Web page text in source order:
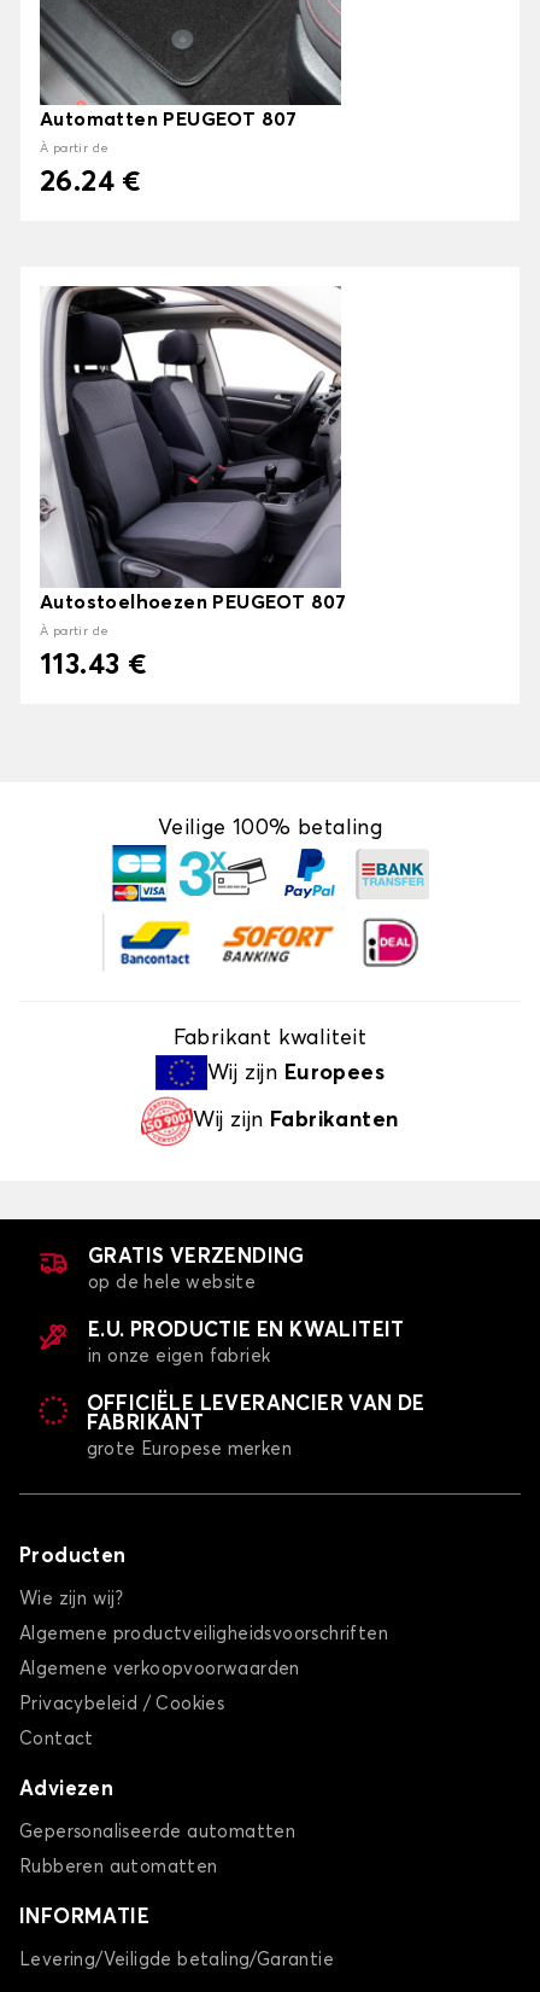
Automatten PEUGEOT 807
À partir de
26.24 €
Autostoelhoezen PEUGEOT 807
À partir de
113.43 €
Veilige 100% betaling
Fabrikant kwaliteit
Wij zijn Europees
Wij zijn Fabrikanten
GRATIS VERZENDING
op de hele website
E.U. PRODUCTIE EN KWALITEIT
in onze eigen fabriek
OFFICIËLE LEVERANCIER VAN DE
FABRIKANT
grote Europese merken
Producten
Wie zijn wij?
Algemene productveiligheidsvoorschriften
Algemene verkoopvoorwaarden
Privacybeleid / Cookies
Contact
Adviezen
Gepersonaliseerde automatten
Rubberen automatten
INFORMATIE
Levering/Veiligde betaling/Garantie